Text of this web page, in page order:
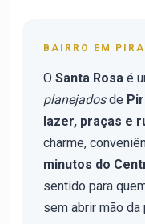
BAIRRO EM
O Santa Rosa é
planejadosde
lazer, praças e
charme,
minutos do
sentido para
sem abrir mão da